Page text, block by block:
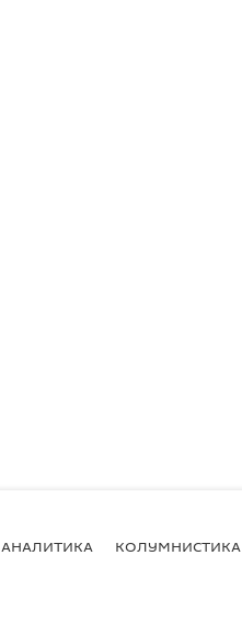
АНАЛИТИКА КОЛУМНИСТИКА